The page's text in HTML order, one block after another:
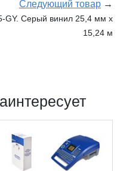
Следующий товар →
GY. Серый винил 25,4 мм x
15,24 м